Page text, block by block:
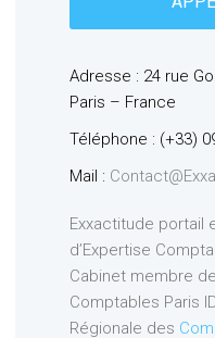
Adresse : 24 rue
Paris – France
Téléphone : (+33)
Mail :
Exxactitude portail
d’Expertise
Cabinet membre
Comptables Paris
Régionale des